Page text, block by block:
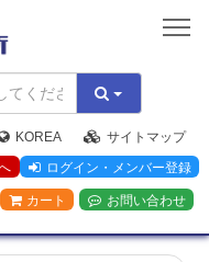
KOREA
サイトマップ
ログイン・メンバー登録
カート お問い合わせ